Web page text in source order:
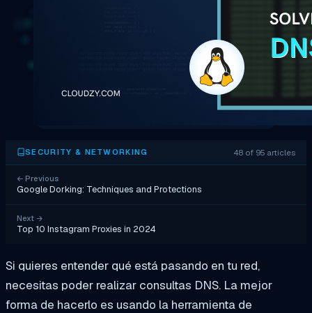
SECURITY & NETWORKING 48 of 95 articles
← Previous
Google Dorking: Techniques and Protections
Next →
Top 10 Instagram Proxies in 2024
Si quieres entender qué está pasando en tu red,
necesitas poder realizar consultas DNS. La mejor
forma de hacerlo es usando la herramienta de